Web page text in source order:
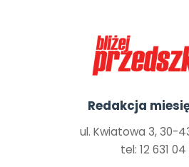
Redakcja
ul. Kwiatowa 3, 30-
tel: 12 631 04